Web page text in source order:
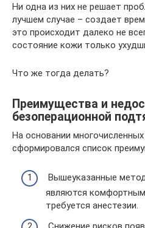
Ни одна из них не решает
лучшем случае – создает
это происходит далеко не
состояние кожи только
Что же тогда делать?
Преимущества и
безоперационной
На основании
сформировался список
Вышеуказанные
являются
требуется анестезии.